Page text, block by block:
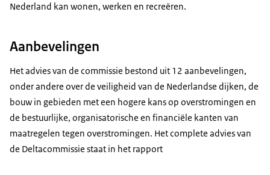
Nederland kan wonen, werken en recreëren.
Aanbevelingen
Het advies van de commissie bestond uit 12 aanbevelingen,
onder andere over de veiligheid van de Nederlandse dijken, de
bouw in gebieden met een hogere kans op overstromingen en
de bestuurlijke, organisatorische en financiële kanten van
maatregelen tegen overstromingen. Het complete advies van
de Deltacommissie staat in het rapport